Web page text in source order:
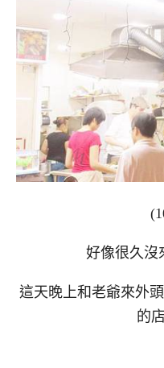
好像很久沒
這天晚上和老爺來外
的